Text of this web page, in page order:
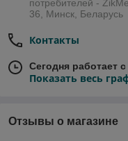
потребителей -
36, Минск, Беларусь
Контакты
Сегодня работает
Показать весь
Отзывы о магазине